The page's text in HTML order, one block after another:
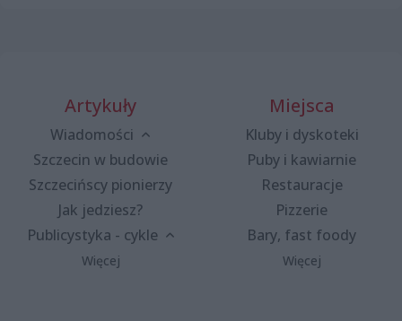
Artykuły
Wiadomości
Szczecin w budowie
Szczecińscy pionierzy
Jak jedziesz?
Publicystyka - cykle
Więcej
Miejsca
Kluby i dyskoteki
Puby i kawiarnie
Restauracje
Pizzerie
Bary, fast foody
Więcej